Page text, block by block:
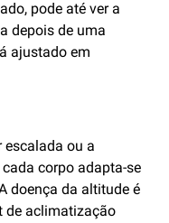
pode até ver a
depois de uma
ajustado em
escalada ou a
corpo adapta-se
doença da altitude é
de aclimatização